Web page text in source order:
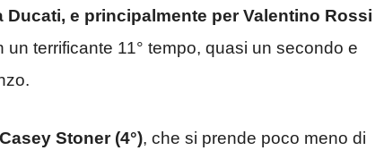
e principalmente per Valentino Rossi
terrificante 11° tempo, quasi un secondo e
Stoner (4°), che si prende poco meno di